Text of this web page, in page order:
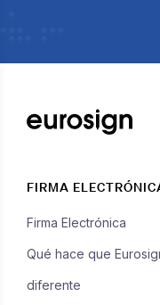
FIRMA
Firma Electrónica
Qué hace que
diferente